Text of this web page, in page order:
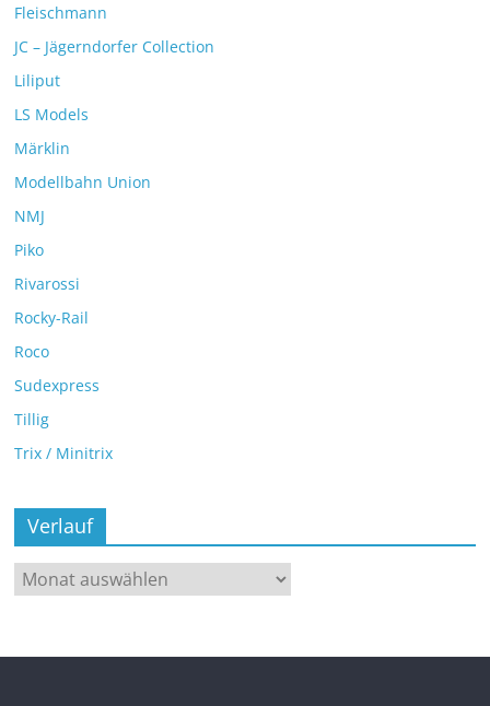
Fleischmann
JC – Jägerndorfer Collection
Liliput
LS Models
Märklin
Modellbahn Union
NMJ
Piko
Rivarossi
Rocky-Rail
Roco
Sudexpress
Tillig
Trix / Minitrix
Verlauf